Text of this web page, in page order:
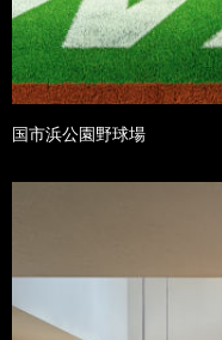
国市浜公園野球場